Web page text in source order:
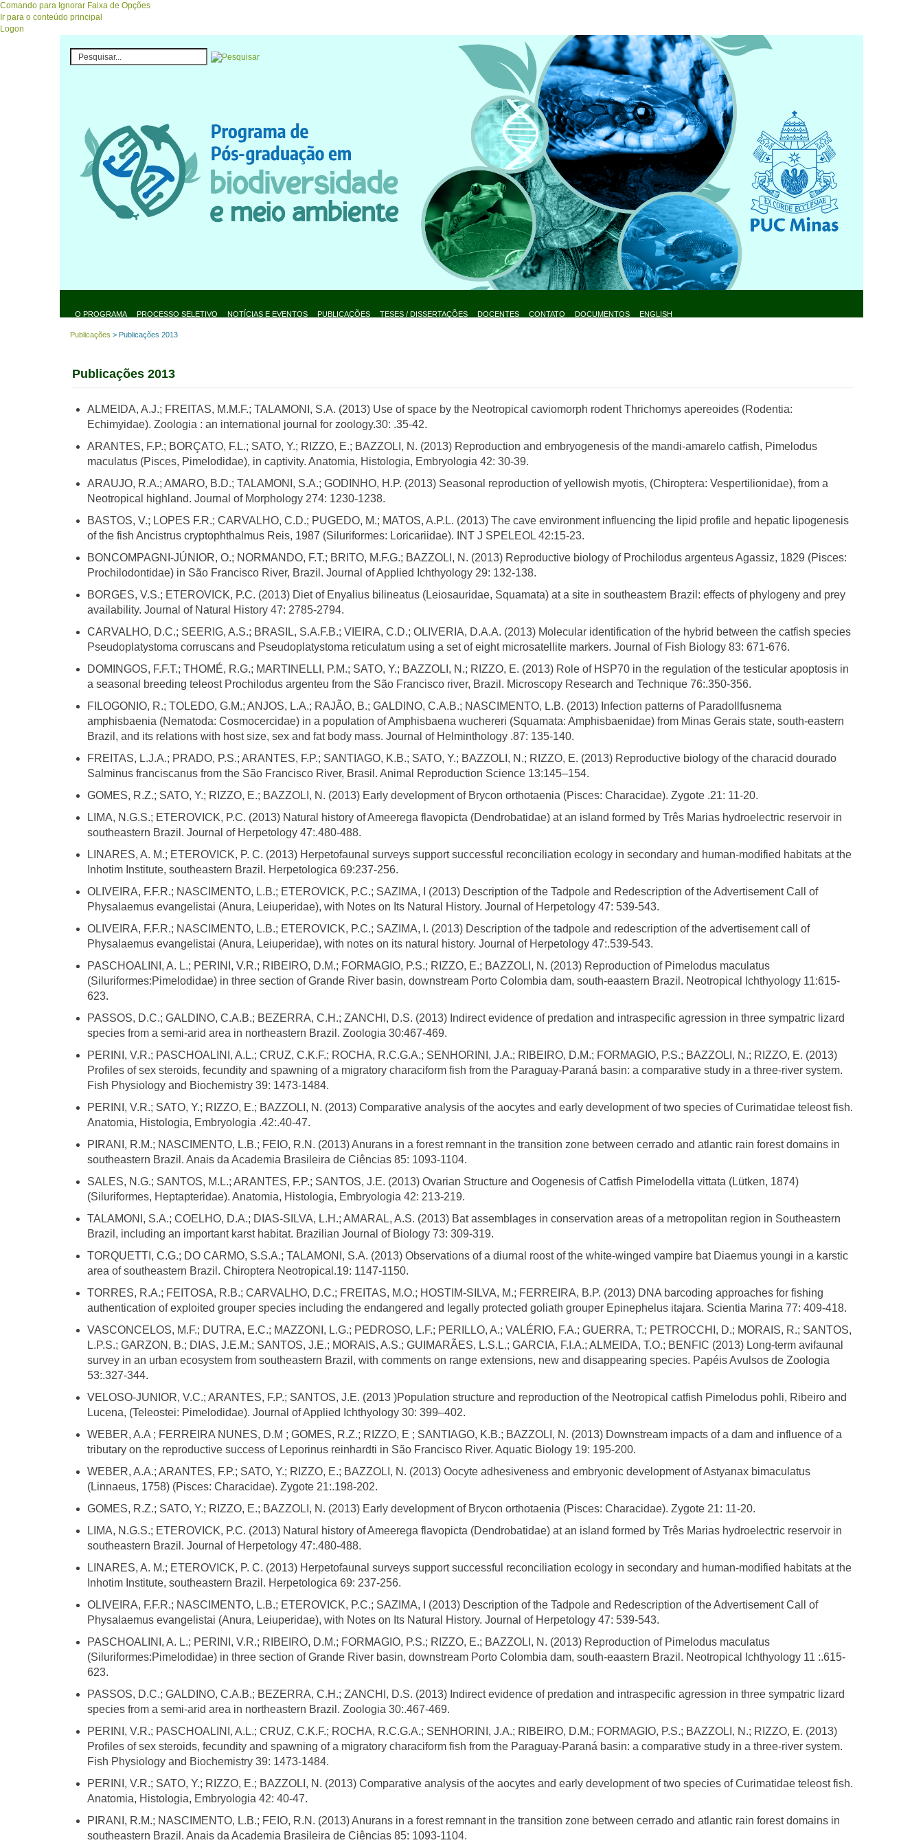
Comando para Ignorar Faixa de Opções
Ir para o conteúdo principal
Logon
de
graduação
e
O PROGRAMA
Apresentação
Colegiado
Disciplinas
Eventos tradicionais
do programa
Infraestrutura
Infraestrutura do
em andamento
Processo Seletivo
Processo de seleção
Bolsas
Notícias e Eventos
PublicaçõesSelecionado
atualmente
Publicações 2025
Publicações 2024
Publicações 2023
Publicações 2022
Publicações 2021
Publicações 2019
Publicações 2018
Publicações 2017
Publicações 2016
Publicações 2015
Publicações 2014
Publicações 2013
2025
Teses / Dissertações
Docentes
Contato
Documentos
ENGLISH
O PROGRAMA PROCESSO SELETIVO NOTÍCIAS E EVENTOS PUBLICAÇÕES TESES / DISSERTAÇÕES DOCENTES CONTATO DOCUMENTOS ENGLISH
Publicações > Publicações 2013
Publicações 2013
ALMEIDA, A.J.; FREITAS, M.M.F.; TALAMONI, S.A. (2013) Use of space by the Neotropical caviomorph rodent Thrichomys apereoides (Rodentia:
Echimyidae). Zoologia : an international journal for zoology.30: .35-42.
ARANTES, F.P.; BORÇATO, F.L.; SATO, Y.; RIZZO, E.; BAZZOLI, N. (2013) Reproduction and embryogenesis of the mandi-amarelo catfish, Pimelodus
maculatus (Pisces, Pimelodidae), in captivity. Anatomia, Histologia, Embryologia 42: 30-39.
ARAUJO, R.A.; AMARO, B.D.; TALAMONI, S.A.; GODINHO, H.P. (2013) Seasonal reproduction of yellowish myotis, (Chiroptera: Vespertilionidae), from a
Neotropical highland. Journal of Morphology 274: 1230-1238.
BASTOS, V.; LOPES F.R.; CARVALHO, C.D.; PUGEDO, M.; MATOS, A.P.L. (2013) The cave environment influencing the lipid profile and hepatic lipogenesis
of the fish Ancistrus cryptophthalmus Reis, 1987 (Siluriformes: Loricariidae). INT J SPELEOL 42:15-23.
BONCOMPAGNI-JÚNIOR, O.; NORMANDO, F.T.; BRITO, M.F.G.; BAZZOLI, N. (2013) Reproductive biology of Prochilodus argenteus Agassiz, 1829 (Pisces:
Prochilodontidae) in São Francisco River, Brazil. Journal of Applied Ichthyology 29: 132-138.
BORGES, V.S.; ETEROVICK, P.C. (2013) Diet of Enyalius bilineatus (Leiosauridae, Squamata) at a site in southeastern Brazil: effects of phylogeny and prey
availability. Journal of Natural History 47: 2785-2794.
CARVALHO, D.C.; SEERIG, A.S.; BRASIL, S.A.F.B.; VIEIRA, C.D.; OLIVERIA, D.A.A. (2013) Molecular identification of the hybrid between the catfish species
Pseudoplatystoma corruscans and Pseudoplatystoma reticulatum using a set of eight microsatellite markers. Journal of Fish Biology 83: 671-676.
DOMINGOS, F.F.T.; THOMÉ, R.G.; MARTINELLI, P.M.; SATO, Y.; BAZZOLI, N.; RIZZO, E. (2013) Role of HSP70 in the regulation of the testicular apoptosis in
a seasonal breeding teleost Prochilodus argenteu from the São Francisco river, Brazil. Microscopy Research and Technique 76:.350-356.
FILOGONIO, R.; TOLEDO, G.M.; ANJOS, L.A.; RAJÃO, B.; GALDINO, C.A.B.; NASCIMENTO, L.B. (2013) Infection patterns of Paradollfusnema
amphisbaenia (Nematoda: Cosmocercidae) in a population of Amphisbaena wuchereri (Squamata: Amphisbaenidae) from Minas Gerais state, south-eastern
Brazil, and its relations with host size, sex and fat body mass. Journal of Helminthology .87: 135-140.
FREITAS, L.J.A.; PRADO, P.S.; ARANTES, F.P.; SANTIAGO, K.B.; SATO, Y.; BAZZOLI, N.; RIZZO, E. (2013) Reproductive biology of the characid dourado
Salminus franciscanus from the São Francisco River, Brasil. Animal Reproduction Science 13:145–154.
GOMES, R.Z.; SATO, Y.; RIZZO, E.; BAZZOLI, N. (2013) Early development of Brycon orthotaenia (Pisces: Characidae). Zygote .21: 11-20.
LIMA, N.G.S.; ETEROVICK, P.C. (2013) Natural history of Ameerega flavopicta (Dendrobatidae) at an island formed by Três Marias hydroelectric reservoir in
southeastern Brazil. Journal of Herpetology 47:.480-488.
LINARES, A. M.; ETEROVICK, P. C. (2013) Herpetofaunal surveys support successful reconciliation ecology in secondary and human-modified habitats at the
Inhotim Institute, southeastern Brazil. Herpetologica 69:237-256.
OLIVEIRA, F.F.R.; NASCIMENTO, L.B.; ETEROVICK, P.C.; SAZIMA, I (2013) Description of the Tadpole and Redescription of the Advertisement Call of
Physalaemus evangelistai (Anura, Leiuperidae), with Notes on Its Natural History. Journal of Herpetology 47: 539-543.
OLIVEIRA, F.F.R.; NASCIMENTO, L.B.; ETEROVICK, P.C.; SAZIMA, I. (2013) Description of the tadpole and redescription of the advertisement call of
Physalaemus evangelistai (Anura, Leiuperidae), with notes on its natural history. Journal of Herpetology 47:.539-543.
PASCHOALINI, A. L.; PERINI, V.R.; RIBEIRO, D.M.; FORMAGIO, P.S.; RIZZO, E.; BAZZOLI, N. (2013) Reproduction of Pimelodus maculatus
(Siluriformes:Pimelodidae) in three section of Grande River basin, downstream Porto Colombia dam, south-eaastern Brazil. Neotropical Ichthyology 11:615-
623.
PASSOS, D.C.; GALDINO, C.A.B.; BEZERRA, C.H.; ZANCHI, D.S. (2013) Indirect evidence of predation and intraspecific agression in three sympatric lizard
species from a semi-arid area in northeastern Brazil. Zoologia 30:467-469.
PERINI, V.R.; PASCHOALINI, A.L.; CRUZ, C.K.F.; ROCHA, R.C.G.A.; SENHORINI, J.A.; RIBEIRO, D.M.; FORMAGIO, P.S.; BAZZOLI, N.; RIZZO, E. (2013)
Profiles of sex steroids, fecundity and spawning of a migratory characiform fish from the Paraguay-Paraná basin: a comparative study in a three-river system.
Fish Physiology and Biochemistry 39: 1473-1484.
PERINI, V.R.; SATO, Y.; RIZZO, E.; BAZZOLI, N. (2013) Comparative analysis of the aocytes and early development of two species of Curimatidae teleost fish.
Anatomia, Histologia, Embryologia .42:.40-47.
PIRANI, R.M.; NASCIMENTO, L.B.; FEIO, R.N. (2013) Anurans in a forest remnant in the transition zone between cerrado and atlantic rain forest domains in
southeastern Brazil. Anais da Academia Brasileira de Ciências 85: 1093-1104.
SALES, N.G.; SANTOS, M.L.; ARANTES, F.P.; SANTOS, J.E. (2013) Ovarian Structure and Oogenesis of Catfish Pimelodella vittata (Lütken, 1874)
(Siluriformes, Heptapteridae). Anatomia, Histologia, Embryologia 42: 213-219.
TALAMONI, S.A.; COELHO, D.A.; DIAS-SILVA, L.H.; AMARAL, A.S. (2013) Bat assemblages in conservation areas of a metropolitan region in Southeastern
Brazil, including an important karst habitat. Brazilian Journal of Biology 73: 309-319.
TORQUETTI, C.G.; DO CARMO, S.S.A.; TALAMONI, S.A. (2013) Observations of a diurnal roost of the white-winged vampire bat Diaemus youngi in a karstic
area of southeastern Brazil. Chiroptera Neotropical.19: 1147-1150.
TORRES, R.A.; FEITOSA, R.B.; CARVALHO, D.C.; FREITAS, M.O.; HOSTIM-SILVA, M.; FERREIRA, B.P. (2013) DNA barcoding approaches for fishing
authentication of exploited grouper species including the endangered and legally protected goliath grouper Epinephelus itajara. Scientia Marina 77: 409-418.
VASCONCELOS, M.F.; DUTRA, E.C.; MAZZONI, L.G.; PEDROSO, L.F.; PERILLO, A.; VALÉRIO, F.A.; GUERRA, T.; PETROCCHI, D.; MORAIS, R.; SANTOS,
L.P.S.; GARZON, B.; DIAS, J.E.M.; SANTOS, J.E.; MORAIS, A.S.; GUIMARÃES, L.S.L.; GARCIA, F.I.A.; ALMEIDA, T.O.; BENFIC (2013) Long-term avifaunal
survey in an urban ecosystem from southeastern Brazil, with comments on range extensions, new and disappearing species. Papéis Avulsos de Zoologia
53:.327-344.
VELOSO-JUNIOR, V.C.; ARANTES, F.P.; SANTOS, J.E. (2013 )Population structure and reproduction of the Neotropical catfish Pimelodus pohli, Ribeiro and
Lucena, (Teleostei: Pimelodidae). Journal of Applied Ichthyology 30: 399–402.
WEBER, A.A ; FERREIRA NUNES, D.M ; GOMES, R.Z.; RIZZO, E ; SANTIAGO, K.B.; BAZZOLI, N. (2013) Downstream impacts of a dam and influence of a
tributary on the reproductive success of Leporinus reinhardti in São Francisco River. Aquatic Biology 19: 195-200.
WEBER, A.A.; ARANTES, F.P.; SATO, Y.; RIZZO, E.; BAZZOLI, N. (2013) Oocyte adhesiveness and embryonic development of Astyanax bimaculatus
(Linnaeus, 1758) (Pisces: Characidae). Zygote 21:.198-202.
GOMES, R.Z.; SATO, Y.; RIZZO, E.; BAZZOLI, N. (2013) Early development of Brycon orthotaenia (Pisces: Characidae). Zygote 21: 11-20.
LIMA, N.G.S.; ETEROVICK, P.C. (2013) Natural history of Ameerega flavopicta (Dendrobatidae) at an island formed by Três Marias hydroelectric reservoir in
southeastern Brazil. Journal of Herpetology 47:.480-488.
LINARES, A. M.; ETEROVICK, P. C. (2013) Herpetofaunal surveys support successful reconciliation ecology in secondary and human-modified habitats at the
Inhotim Institute, southeastern Brazil. Herpetologica 69: 237-256.
OLIVEIRA, F.F.R.; NASCIMENTO, L.B.; ETEROVICK, P.C.; SAZIMA, I (2013) Description of the Tadpole and Redescription of the Advertisement Call of
Physalaemus evangelistai (Anura, Leiuperidae), with Notes on Its Natural History. Journal of Herpetology 47: 539-543.
PASCHOALINI, A. L.; PERINI, V.R.; RIBEIRO, D.M.; FORMAGIO, P.S.; RIZZO, E.; BAZZOLI, N. (2013) Reproduction of Pimelodus maculatus
(Siluriformes:Pimelodidae) in three section of Grande River basin, downstream Porto Colombia dam, south-eaastern Brazil. Neotropical Ichthyology 11 :.615-
623.
PASSOS, D.C.; GALDINO, C.A.B.; BEZERRA, C.H.; ZANCHI, D.S. (2013) Indirect evidence of predation and intraspecific agression in three sympatric lizard
species from a semi-arid area in northeastern Brazil. Zoologia 30:.467-469.
PERINI, V.R.; PASCHOALINI, A.L.; CRUZ, C.K.F.; ROCHA, R.C.G.A.; SENHORINI, J.A.; RIBEIRO, D.M.; FORMAGIO, P.S.; BAZZOLI, N.; RIZZO, E. (2013)
Profiles of sex steroids, fecundity and spawning of a migratory characiform fish from the Paraguay-Paraná basin: a comparative study in a three-river system.
Fish Physiology and Biochemistry 39: 1473-1484.
PERINI, V.R.; SATO, Y.; RIZZO, E.; BAZZOLI, N. (2013) Comparative analysis of the aocytes and early development of two species of Curimatidae teleost fish.
Anatomia, Histologia, Embryologia 42: 40-47.
PIRANI, R.M.; NASCIMENTO, L.B.; FEIO, R.N. (2013) Anurans in a forest remnant in the transition zone between cerrado and atlantic rain forest domains in
southeastern Brazil. Anais da Academia Brasileira de Ciências 85: 1093-1104.